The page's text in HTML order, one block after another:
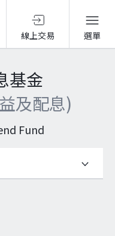
線上交易 選單
基金
及配息)
Fund